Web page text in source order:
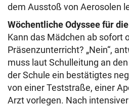
dem Ausstoß von Aerosolen
Wöchentliche Odyssee für
Kann das Mädchen ab sofort
Präsenzunterricht? „Nein“,
muss laut Schulleitung an
der Schule ein bestätigtes
von einer Teststraße, einer
Arzt vorlegen. Nach